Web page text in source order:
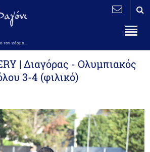
| Διαγόρας - Ολυμπιακός
3-4 (φιλικό)